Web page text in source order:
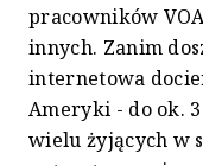
pracowników
innych. Zanim
internetowa
Ameryki - do ok.
wielu żyjących w